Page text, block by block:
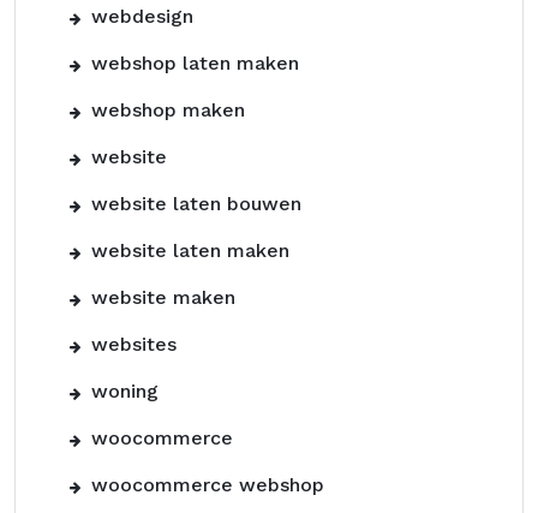
webdesign
webshop laten maken
webshop maken
website
website laten bouwen
website laten maken
website maken
websites
woning
woocommerce
woocommerce webshop